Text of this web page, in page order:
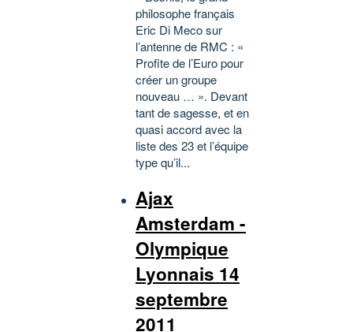
philosophe français
Eric Di Meco sur
l’antenne de RMC : «
Profite de l’Euro pour
créer un groupe
nouveau … ». Devant
tant de sagesse, et en
quasi accord avec la
liste des 23 et l’équipe
type qu’il...
Ajax
Amsterdam -
Olympique
Lyonnais 14
septembre
2011